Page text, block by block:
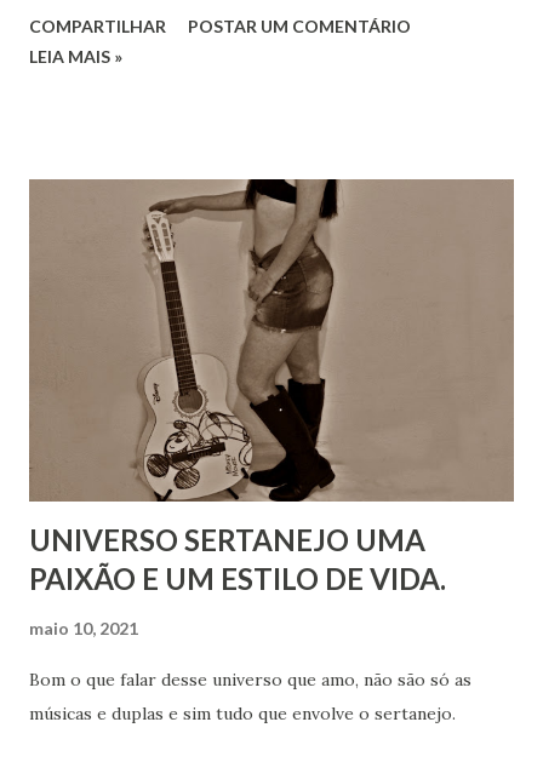
COMPARTILHAR
POSTAR UM COMENTÁRIO
LEIA MAIS »
UNIVERSO SERTANEJO UMA
PAIXÃO E UM ESTILO DE VIDA.
maio 10, 2021
Bom o que falar desse universo que amo, não são só as
músicas e duplas e sim tudo que envolve o sertanejo.